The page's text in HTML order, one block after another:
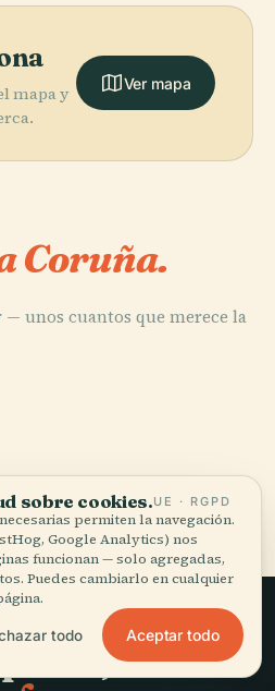
mapa y
Ver mapa
Coruña.
unos cuantos que merece la
PLACE
de La Coruña
prisa,
sobre cookies.UE · RGPD
permiten la navegación.
Google Analytics) nos
funcionan — solo agregadas,
Puedes cambiarlo en cualquier
todo Aceptar todo